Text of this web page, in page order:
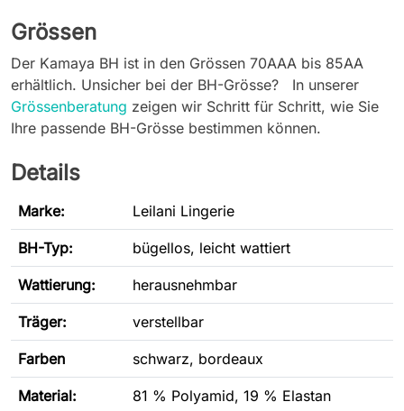
Grössen
Der Kamaya BH ist in den Grössen 70AAA bis 85AA
erhältlich. Unsicher bei der BH-Grösse? In unserer
Grössenberatung zeigen wir Schritt für Schritt, wie Sie
Ihre passende BH-Grösse bestimmen können.
Details
Marke: Leilani Lingerie
BH-Typ: bügellos, leicht wattiert
Wattierung: herausnehmbar
Träger: verstellbar
Farben schwarz, bordeaux
Material: 81 % Polyamid, 19 % Elastan